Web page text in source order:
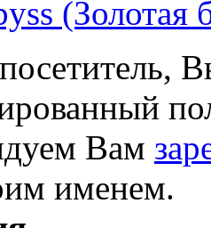
(Золотая
Вам
именем.